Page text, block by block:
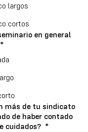
largos
cortos
en general
*
más de tu sindicato
de haber contado
cuidados? *